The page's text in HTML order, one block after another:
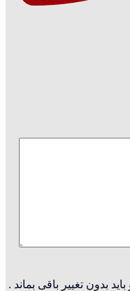
بدون تغییر باقی بماند .